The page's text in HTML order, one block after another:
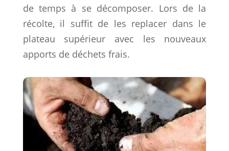
de temps à se décomposer. Lors de la
récolte, il suffit de les replacer dans le
plateau supérieur avec les nouveaux
apports de déchets frais.